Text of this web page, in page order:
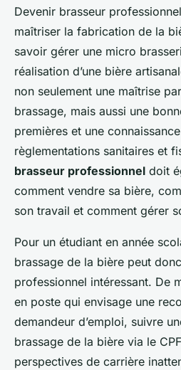
Devenir brasseur
maîtriser la fabrication de la
savoir gérer une micro
réalisation d’une bière
non seulement une maîtrise
brassage, mais aussi une
premières et une
règlementations sanitaires et
brasseur professionnel doit
comment vendre sa bière,
son travail et comment gérer
Pour un étudiant en année
brassage de la bière peut
professionnel intéressant. De
en poste qui envisage une
demandeur d’emploi, suivre
brassage de la bière via le
perspectives de carrière